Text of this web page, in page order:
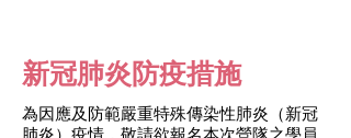
新冠肺炎防疫措施
為因應及防範嚴重特殊傳染性肺炎（新冠
肺炎）疫情，敬請欲報名本次營隊之學員